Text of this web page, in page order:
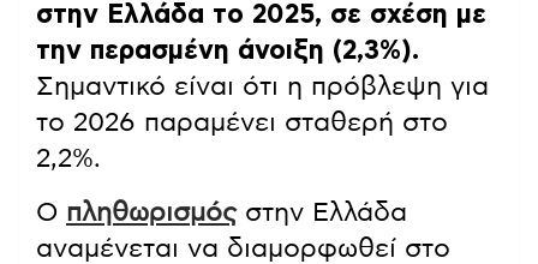
στην Ελλάδα το 2025, σε σχέση με
την περασμένη άνοιξη (2,3%).
Σημαντικό είναι ότι η πρόβλεψη για
το 2026 παραμένει σταθερή στο
2,2%.
Ο πληθωρισμόςστην Ελλάδα
αναμένεται να διαμορφωθεί στο